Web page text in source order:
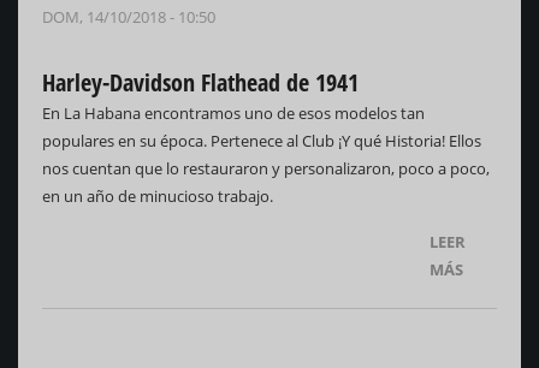
DOM, 14/10/2018 - 10:50
Harley-Davidson Flathead de 1941
En La Habana encontramos uno de esos modelos tan
populares en su época. Pertenece al Club ¡Y qué Historia! Ellos
nos cuentan que lo restauraron y personalizaron, poco a poco,
en un año de minucioso trabajo.
LEER
MÁS